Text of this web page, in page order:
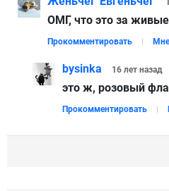
ОМГ, что это за
Прокомментировать
bysinka 16 лет назад
это ж, розовый
Прокомментировать